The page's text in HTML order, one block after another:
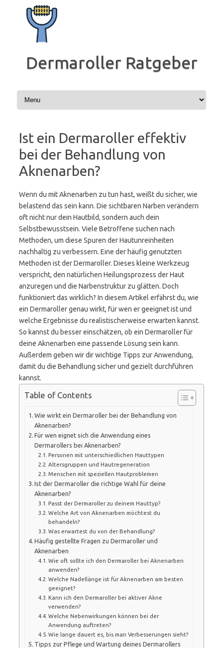
Inhalt
springen
Dermaroller Ratgeber
Ist ein Dermaroller effektiv
bei der Behandlung von
Aknenarben?
Wenn du mit Aknenarben zu tun hast, weißt du sicher, wie
belastend das sein kann. Die sichtbaren Narben verändern
oft nicht nur dein Hautbild, sondern auch dein
Selbstbewusstsein. Viele Betroffene suchen nach
Methoden, um diese Spuren der Hautunreinheiten
nachhaltig zu verbessern. Eine der häufig genutzten
Methoden ist der Dermaroller. Dieses kleine Werkzeug
verspricht, den natürlichen Heilungsprozess der Haut
anzuregen und die Narbenstruktur zu glätten. Doch
funktioniert das wirklich? In diesem Artikel erfährst du, wie
ein Dermaroller genau wirkt, für wen er geeignet ist und
welche Ergebnisse du realistischerweise erwarten kannst.
So kannst du besser einschätzen, ob ein Dermaroller für
deine Aknenarben eine passende Lösung sein kann.
Außerdem geben wir dir wichtige Tipps zur Anwendung,
damit du die Behandlung sicher und gezielt durchführen
kannst.
Table of Contents
Wie wirkt ein Dermaroller bei der Behandlung von
Aknenarben?
Für wen eignet sich die Anwendung eines
Dermarollers bei Aknenarben?
Personen mit unterschiedlichen Hauttypen
Altersgruppen und Hautregeneration
Menschen mit speziellen Hautproblemen
Ist der Dermaroller die richtige Wahl für deine
Aknenarben?
Passt der Dermaroller zu deinem Hauttyp?
Welche Art von Aknenarben möchtest du
behandeln?
Was erwartest du von der Behandlung?
Häufig gestellte Fragen zu Dermaroller und
Aknenarben
Wie oft sollte ich den Dermaroller bei Aknenarben
anwenden?
Welche Nadellänge ist für Aknenarben am besten
geeignet?
Kann ich den Dermaroller bei aktiver Akne
verwenden?
Welche Nebenwirkungen können bei der
Anwendung auftreten?
Wie lange dauert es, bis man Verbesserungen sieht?
Tipps zur Pflege und Wartung deines Dermarollers